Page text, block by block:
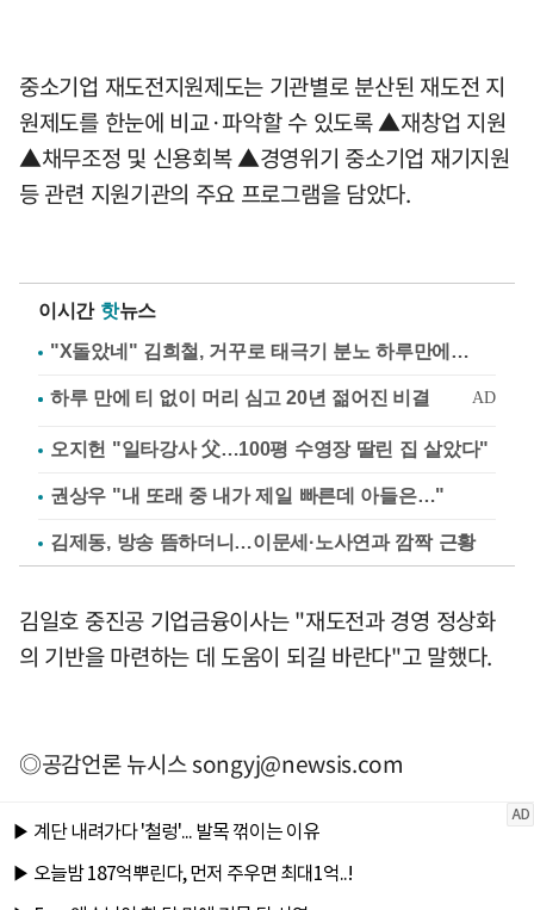
중소기업 재도전지원제도는 기관별로 분산된 재도전 지
원제도를 한눈에 비교·파악할 수 있도록 ▲재창업 지원
▲채무조정 및 신용회복 ▲경영위기 중소기업 재기지원
등 관련 지원기관의 주요 프로그램을 담았다.
이시간 핫뉴스
"X돌았네" 김희철, 거꾸로 태극기 분노 하루만에…
오지헌 "일타강사 父…100평 수영장 딸린 집 살았다"
권상우 "내 또래 중 내가 제일 빠른데 아들은…"
김제동, 방송 뜸하더니…이문세·노사연과 깜짝 근황
김일호 중진공 기업금융이사는 "재도전과 경영 정상화
의 기반을 마련하는 데 도움이 되길 바란다"고 말했다.
◎공감언론 뉴시스songyj@newsis.com